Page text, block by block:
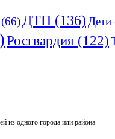
(66) ДТП (136) Дети
Росгвардия (122)
из одного города или района